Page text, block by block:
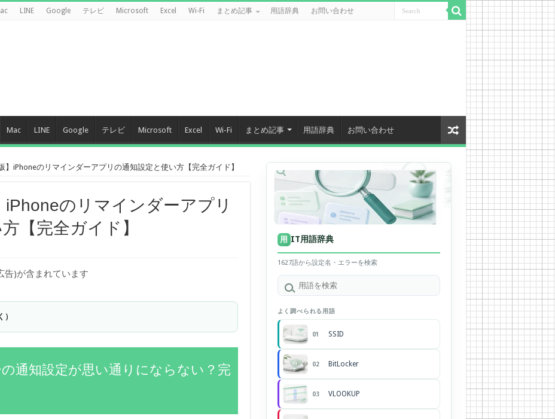
LINE Google テレビ Microsoft Excel Wi-Fi まとめ記事 用語辞典 お問い合わせ
Mac LINE Google テレビ Microsoft Excel Wi-Fi まとめ記事 用語辞典 お問い合わせ
】iPhoneのリマインダーアプリの通知設定と使い方【完全ガイド】
iPhoneのリマインダーアプリ
【完全ガイド】
)が含まれています
通知設定が思い通りにならない？完
用 IT用語辞典
1627語から設定名・エラーを検索
よく調べられる用語
01 SSID
02 BitLocker
03 VLOOKUP